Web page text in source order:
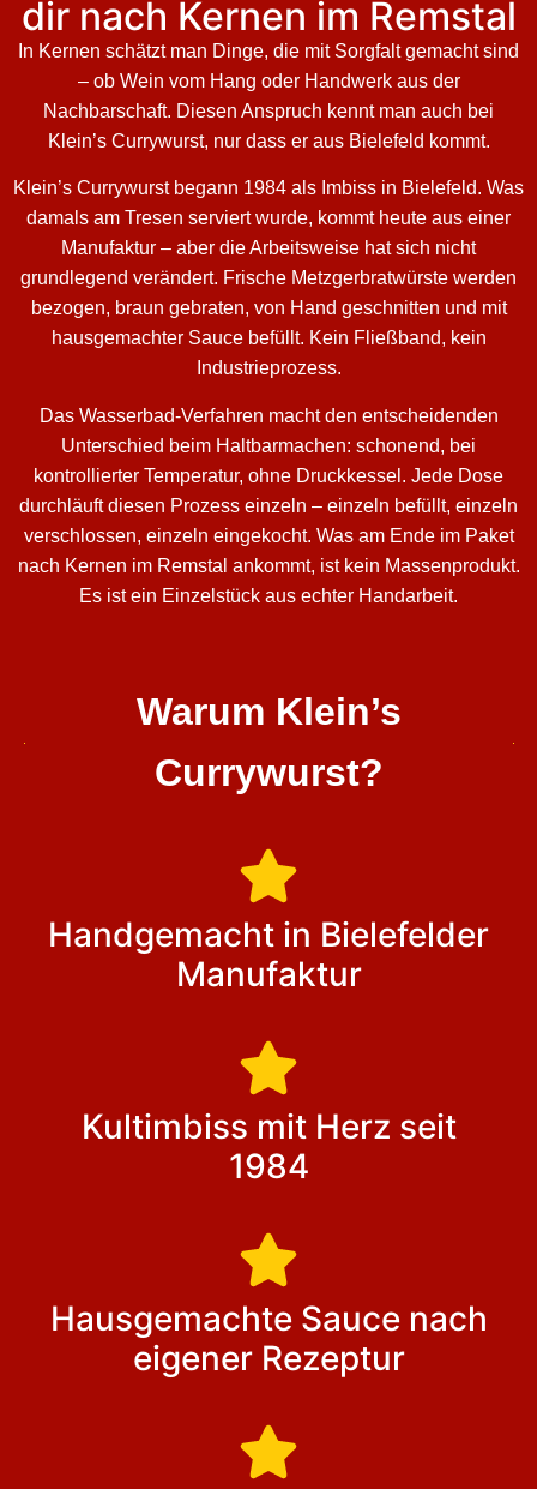
dir nach Kernen im Remstal
In Kernen schätzt man Dinge, die mit Sorgfalt gemacht sind
– ob Wein vom Hang oder Handwerk aus der
Nachbarschaft. Diesen Anspruch kennt man auch bei
Klein’s Currywurst, nur dass er aus Bielefeld kommt.
Klein’s Currywurst begann 1984 als Imbiss in Bielefeld. Was
damals am Tresen serviert wurde, kommt heute aus einer
Manufaktur – aber die Arbeitsweise hat sich nicht
grundlegend verändert. Frische Metzgerbratwürste werden
bezogen, braun gebraten, von Hand geschnitten und mit
hausgemachter Sauce befüllt. Kein Fließband, kein
Industrieprozess.
Das Wasserbad-Verfahren macht den entscheidenden
Unterschied beim Haltbarmachen: schonend, bei
kontrollierter Temperatur, ohne Druckkessel. Jede Dose
durchläuft diesen Prozess einzeln – einzeln befüllt, einzeln
verschlossen, einzeln eingekocht. Was am Ende im Paket
nach Kernen im Remstal ankommt, ist kein Massenprodukt.
Es ist ein Einzelstück aus echter Handarbeit.
Warum Klein’s
Currywurst?
Handgemacht in Bielefelder
Manufaktur
Kultimbiss mit Herz seit
1984
Hausgemachte Sauce nach
eigener Rezeptur